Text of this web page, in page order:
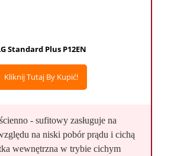
Standard Plus P12EN
Kliknij Tutaj By Kupić!
- sufitowy zasługuje na
na niski pobór prądu i cichą
wewnętrzna w trybie cichym